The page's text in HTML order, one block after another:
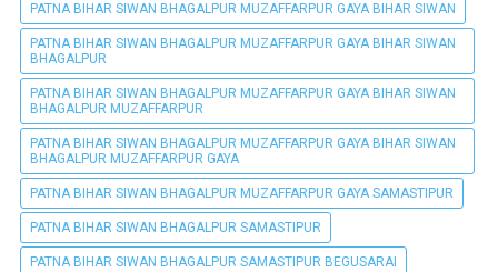
PATNA BIHAR SIWAN BHAGALPUR MUZAFFARPUR GAYA BIHAR SIWAN
PATNA BIHAR SIWAN BHAGALPUR MUZAFFARPUR GAYA BIHAR SIWAN
BHAGALPUR
PATNA BIHAR SIWAN BHAGALPUR MUZAFFARPUR GAYA BIHAR SIWAN
BHAGALPUR MUZAFFARPUR
PATNA BIHAR SIWAN BHAGALPUR MUZAFFARPUR GAYA BIHAR SIWAN
BHAGALPUR MUZAFFARPUR GAYA
PATNA BIHAR SIWAN BHAGALPUR MUZAFFARPUR GAYA SAMASTIPUR
PATNA BIHAR SIWAN BHAGALPUR SAMASTIPUR
PATNA BIHAR SIWAN BHAGALPUR SAMASTIPUR BEGUSARAI